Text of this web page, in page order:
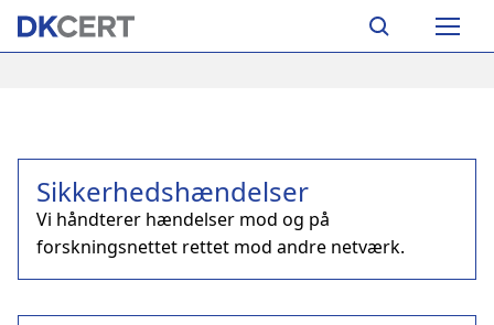
Skip
Main
Sikkerhedshændelser
Vi håndterer hændelser mod og på
forskningsnettet rettet mod andre netværk.